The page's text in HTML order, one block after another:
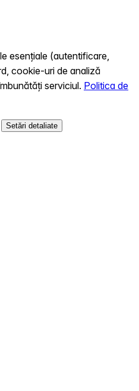
esențiale (autentificare,
cookie-uri de analiză
serviciul. Politica de
Setări detaliate